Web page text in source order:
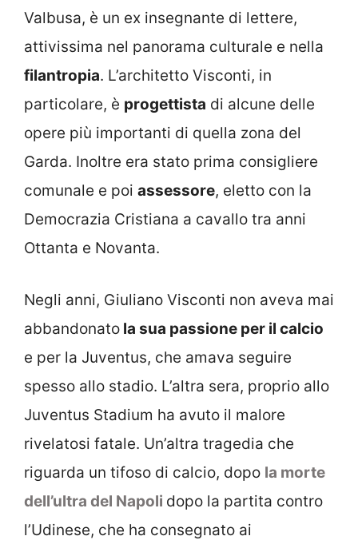
Valbusa, è un ex insegnante di lettere,
attivissima nel panorama culturale e nella
filantropia. L’architetto Visconti, in
particolare, è progettista di alcune delle
opere più importanti di quella zona del
Garda. Inoltre era stato prima consigliere
comunale e poi assessore, eletto con la
Democrazia Cristiana a cavallo tra anni
Ottanta e Novanta.
Negli anni, Giuliano Visconti non aveva mai
abbandonato la sua passione per il calcio
e per la Juventus, che amava seguire
spesso allo stadio. L’altra sera, proprio allo
Juventus Stadium ha avuto il malore
rivelatosi fatale. Un’altra tragedia che
riguarda un tifoso di calcio, dopo la morte
dell’ultra del Napoli dopo la partita contro
l’Udinese, che ha consegnato ai